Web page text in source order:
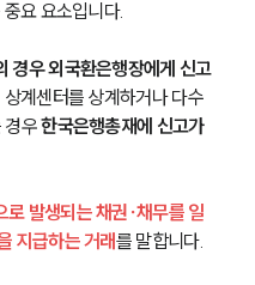
요 요소입니다.
경우 외국환은행장에게 신고
계센터를 상계하거나 다수
경우 한국은행총재에 신고가
발생되는 채권∙채무를 일
지급하는 거래를 말합니다.